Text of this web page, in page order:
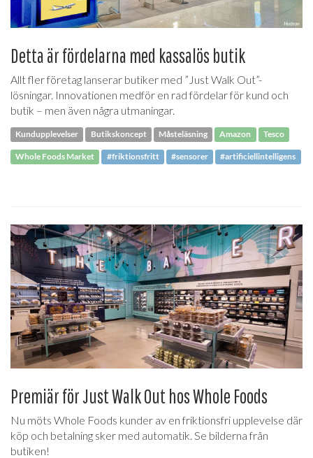
Detta är fördelarna med kassalös butik
Allt fler företag lanserar butiker med ”Just Walk Out”-
lösningar. Innovationen medför en rad fördelar för kund och
butik – men även några utmaningar.
Kundupplevelser Butikskoncept Måsteläsning Amazon Tesco
Whole Foods Market #friktionsfritt #sensorer #artificiellintelligens
Premiär för Just Walk Out hos Whole Foods
Nu möts Whole Foods kunder av en friktionsfri upplevelse där
köp och betalning sker med automatik. Se bilderna från
butiken!